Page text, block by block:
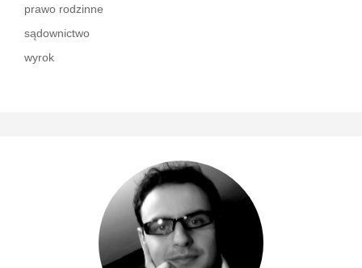
prawo rodzinne
sądownictwo
wyrok